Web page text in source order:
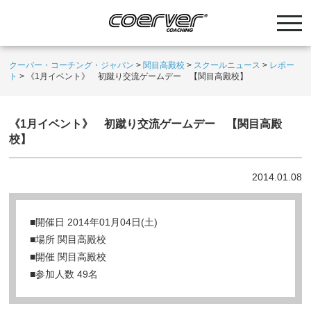
クーバー・コーチング・ジャパン > 関目高殿校 > スクールニュース > レポー
ト > 《1月イベント》 初蹴り交流ゲームデー 【関目高殿校】
《1月イベント》 初蹴り交流ゲームデー 【関目高殿
校】
2014.01.08
■開催日 2014年01月04日(土)
■場所 関目高殿校
■開催 関目高殿校
■参加人数 49名